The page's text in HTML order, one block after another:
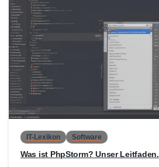
IT-Lexikon Software
Was ist PhpStorm? Unser Leitfaden.